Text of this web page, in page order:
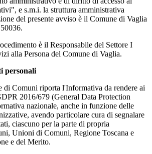
e s.m.i. la struttura amministrativa
del presente avviso è il Comune di Vaglia
è il Responsabile del Settore I
alla Persona del Comune di Vaglia.
personali
di Comuni riporta l'Informativa da rendere ai
2016/679 (General Data Protection
nazionale, anche in funzione delle
avendo particolare cura di segnalare
ciascuno per la parte di propria
Unioni di Comuni, Regione Toscana e
e del Merito.